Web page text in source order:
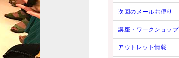
次回のメールお便り
講座・ワークショップ
アウトレット情報